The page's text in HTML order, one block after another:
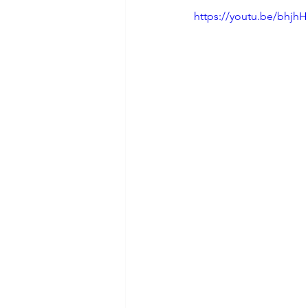
https://youtu.be/